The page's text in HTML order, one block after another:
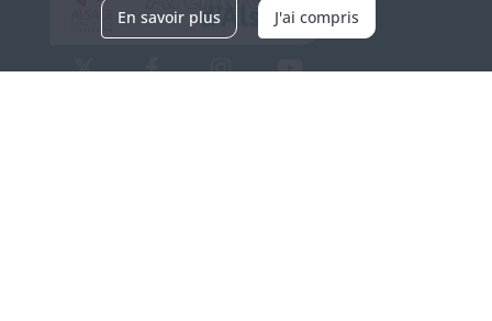
En savoir plus J'ai compris